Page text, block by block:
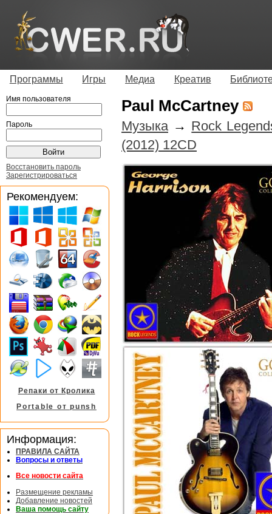
Программы Игры Медиа Креатив
Paul McCartney
Музыка → Rock
(2012) 12CD
Имя пользователя
Пароль
Восстановить пароль
Зарегистрироваться
Рекомендуем:
Репаки от Кролика
Portable от punsh
Информация:
ПРАВИЛА САЙТА
Вопросы и ответы
Все новости сайта
Размещение рекламы
Добавление новостей
Ваша помощь сайту